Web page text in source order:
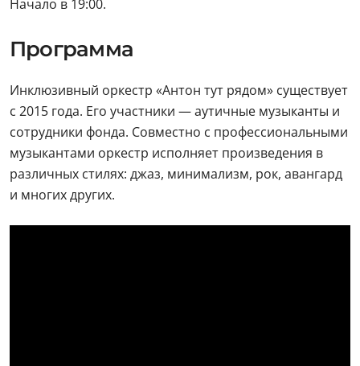
Начало в 19:00.
Программа
Инклюзивный оркестр «Антон тут рядом» существует
с 2015 года. Его участники — аутичные музыканты и
сотрудники фонда. Совместно с профессиональными
музыкантами оркестр исполняет произведения в
различных стилях: джаз, минимализм, рок, авангард
и многих других.